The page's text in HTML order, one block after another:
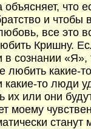
объясняет, что
и чтобы
все это
Кришну.
сознании «Я»,
любить какие-
какие-то люди
их или они
моему
станут